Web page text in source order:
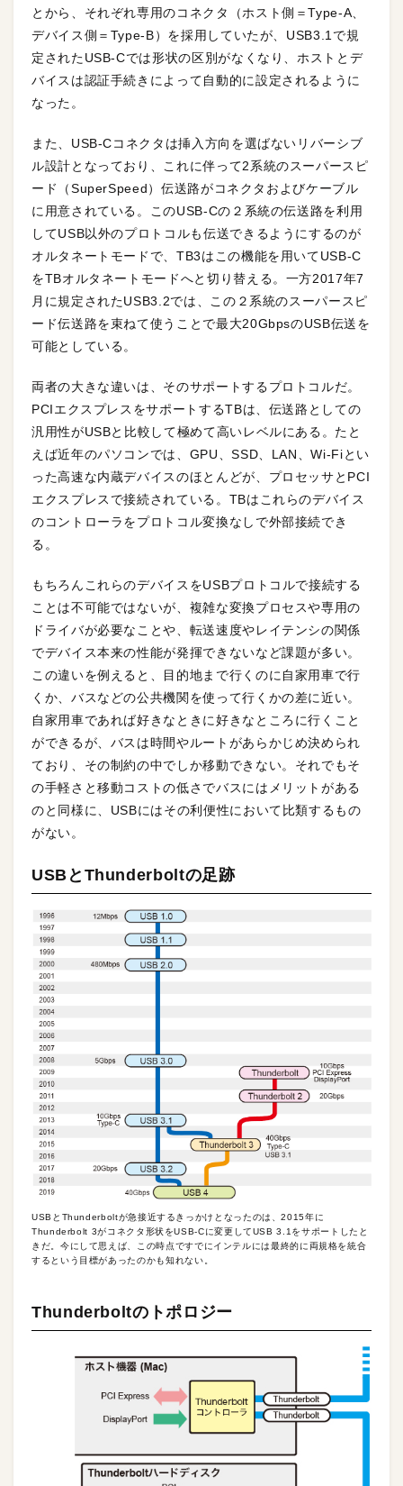
とから、それぞれ専用のコネクタ（ホスト側＝Type-A、
デバイス側＝Type-B）を採用していたが、USB3.1で規
定されたUSB-Cでは形状の区別がなくなり、ホストとデ
バイスは認証手続きによって自動的に設定されるように
なった。
また、USB-Cコネクタは挿入方向を選ばないリバーシブ
ル設計となっており、これに伴って2系統のスーパースピ
ード（SuperSpeed）伝送路がコネクタおよびケーブル
に用意されている。このUSB-Cの２系統の伝送路を利用
してUSB以外のプロトコルも伝送できるようにするのが
オルタネートモードで、TB3はこの機能を用いてUSB-C
をTBオルタネートモードへと切り替える。一方2017年7
月に規定されたUSB3.2では、この２系統のスーパースピ
ード伝送路を束ねて使うことで最大20GbpsのUSB伝送を
可能としている。
両者の大きな違いは、そのサポートするプロトコルだ。
PCIエクスプレスをサポートするTBは、伝送路としての
汎用性がUSBと比較して極めて高いレベルにある。たと
えば近年のパソコンでは、GPU、SSD、LAN、Wi-Fiとい
った高速な内蔵デバイスのほとんどが、プロセッサとPCI
エクスプレスで接続されている。TBはこれらのデバイス
のコントローラをプロトコル変換なしで外部接続でき
る。
もちろんこれらのデバイスをUSBプロトコルで接続する
ことは不可能ではないが、複雑な変換プロセスや専用の
ドライバが必要なことや、転送速度やレイテンシの関係
でデバイス本来の性能が発揮できないなど課題が多い。
この違いを例えると、目的地まで行くのに自家用車で行
くか、バスなどの公共機関を使って行くかの差に近い。
自家用車であれば好きなときに好きなところに行くこと
ができるが、バスは時間やルートがあらかじめ決められ
ており、その制約の中でしか移動できない。それでもそ
の手軽さと移動コストの低さでバスにはメリットがある
のと同様に、USBにはその利便性において比類するもの
がない。
USBとThunderboltの足跡
USBとThunderboltが急接近するきっかけとなったのは、2015年に
Thunderbolt 3がコネクタ形状をUSB-Cに変更してUSB 3.1をサポートしたと
きだ。今にして思えば、この時点ですでにインテルには最終的に両規格を統合
するという目標があったのかも知れない。
Thunderboltのトポロジー